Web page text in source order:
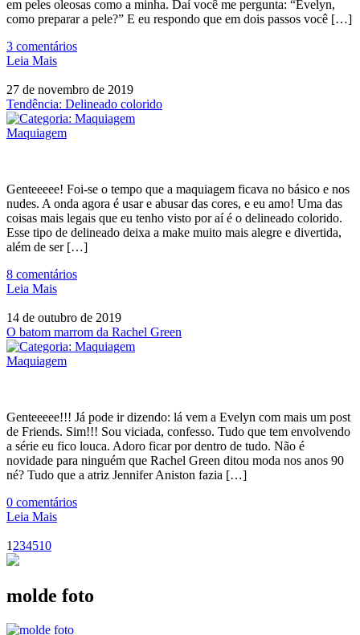
em peles oleosas como a minha. Daí você me pergunta: “Evelyn,
como preparar a pele?” E eu respondo que em dois passos você […]
3 comentários
Leia Mais
27 de novembro de 2019
Tendência: Delineado colorido
Maquiagem
Genteeeee! Foi-se o tempo que a maquiagem ficava no básico e nos
nudes. A onda agora é usar e abusar das cores, e eu amo! Uma das
coisas mais legais que eu tenho visto por aí é o delineado colorido.
Esse tipo de delineado deixa a make muito mais alegre e divertida,
além de ser […]
8 comentários
Leia Mais
14 de outubro de 2019
O batom marrom da Rachel Green
Maquiagem
Genteeeee!!! Já pode ir dizendo: lá vem a Evelyn com mais um post
de Friends. Sim!!! Sou viciada, confesso. Tudo que tem envolvendo
a série eu fico louca. Adoro ficar por dentro de tudo. Não é
novidade para ninguém que Rachel Green ditou moda nos anos 90
né? Tudo que a atriz Jennifer Aniston fazia […]
0 comentários
Leia Mais
1 234510
molde foto